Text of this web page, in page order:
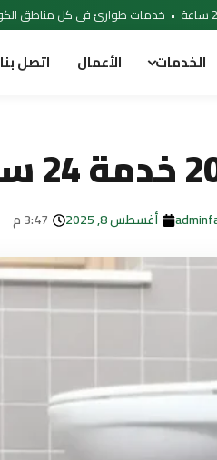
الخدمات الأعمال اتصل بنا
أغسطس 8, 2025 3:47 م